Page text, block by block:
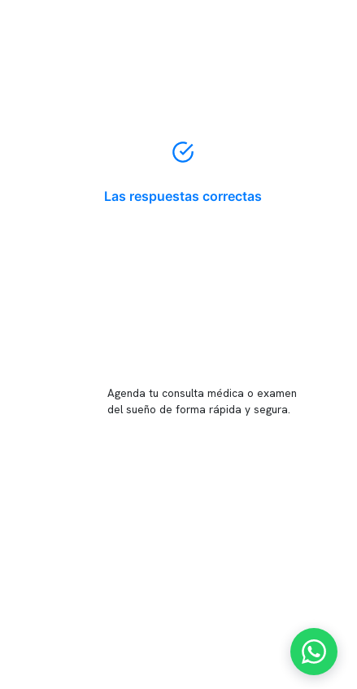
Las respuestas correctas
Agenda tu consulta médica o examen
del sueño de forma rápida y segura.